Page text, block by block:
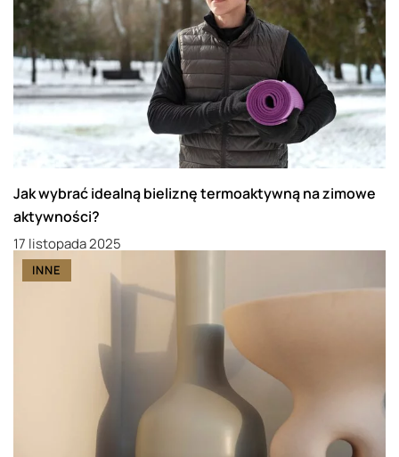
Jak wybrać idealną bieliznę termoaktywną na zimowe
aktywności?
17 listopada 2025
INNE